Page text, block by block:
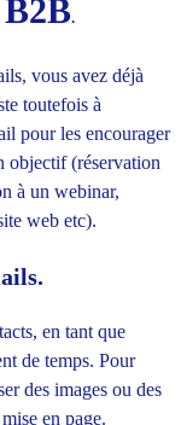
.
vous avez déjà
toutefois à
pour les encourager
objectif (réservation
à un webinar,
web etc).
en tant que
de temps. Pour
des images ou des
en page.